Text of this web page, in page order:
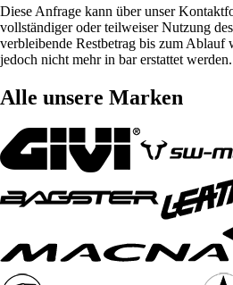
Diese Anfrage kann über unser
vollständiger oder teilweiser Nutzung
verbleibende Restbetrag bis zum Ablauf
jedoch nicht mehr in bar erstattet werden.
Alle unsere Marken